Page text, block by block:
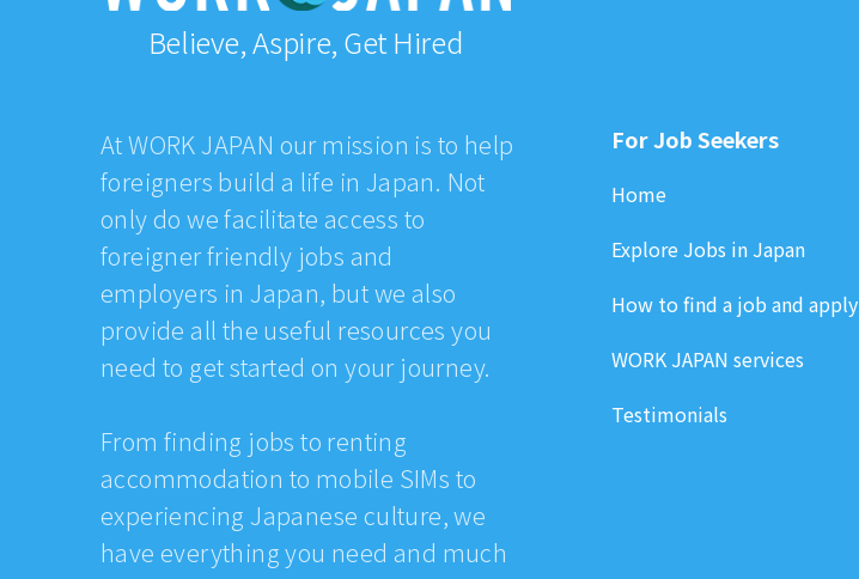
Believe, Aspire, Get Hired
At WORK JAPAN our mission is to help
foreigners build a life in Japan. Not
only do we facilitate access to
foreigner friendly jobs and
employers in Japan, but we also
provide all the useful resources you
need to get started on your journey.
From finding jobs to renting
accommodation to mobile SIMs to
experiencing Japanese culture, we
have everything you need and much
For Job Seekers
Home
Explore Jobs in Japan
How to find a job and apply
WORK JAPAN services
Testimonials